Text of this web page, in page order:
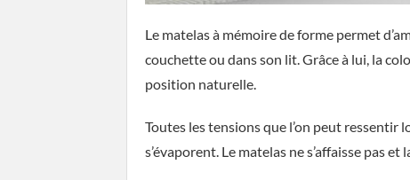
Le matelas à mémoire de forme permet
couchette ou dans son lit. Grâce à lui, la
position naturelle.
Toutes les tensions que l’on peut ressentir
s’évaporent. Le matelas ne s’affaisse pas